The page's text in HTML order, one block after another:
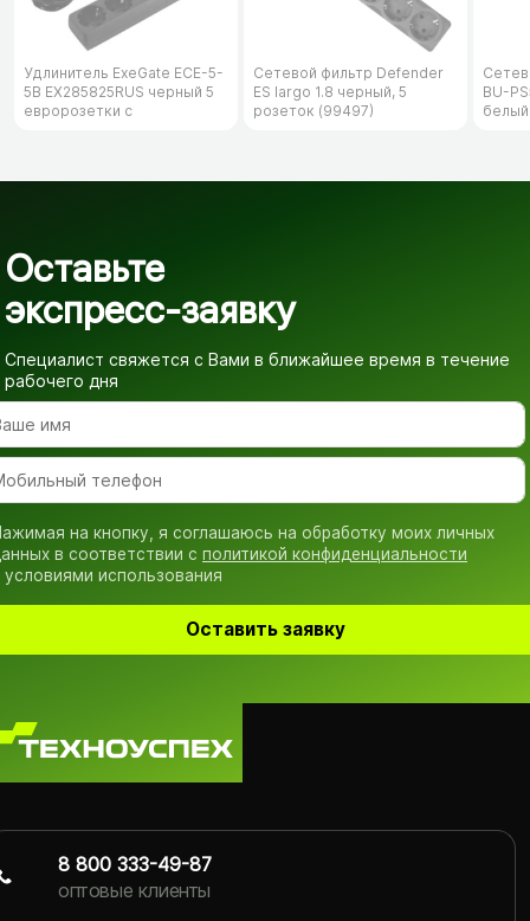
Удлинитель ExeGate ECE-5-
5B EX285825RUS черный 5
евророзетки с
Сетевой фильтр Defender
ES largo 1.8 черный, 5
розеток (99497)
BU-
белый
Оставьте
экспресс-заявку
Специалист свяжется с Вами в ближайшее время в течение
рабочего дня
на кнопку, я соглашаюсь на обработку моих личных
в соответствии с политикой конфиденциальности
условиями использования
Оставить заявку
8 800 333-49-87
оптовые клиенты